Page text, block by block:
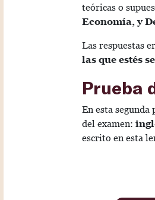
teóricas o
Economía, y
Las respuestas
las que estés
Prueba
En esta
del examen:
escrito en esta